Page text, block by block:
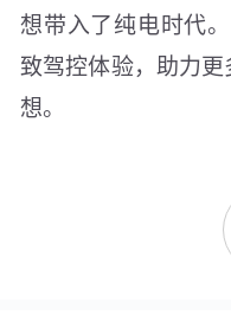
想带入了纯电时代
致驾控体验，助力更
想。